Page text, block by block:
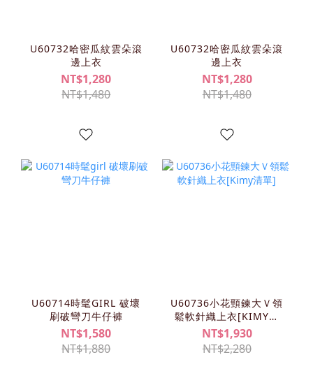
U60732哈密瓜紋雲朵滾
邊上衣
NT$1,280
NT$1,480
U60732哈密瓜紋雲朵滾
邊上衣
NT$1,280
NT$1,480
U60714時髦GIRL 破壞
刷破彎刀牛仔褲
NT$1,580
NT$1,880
U60736小花頸鍊大Ｖ領
鬆軟針織上衣[KIMY清
單]
NT$1,930
NT$2,280